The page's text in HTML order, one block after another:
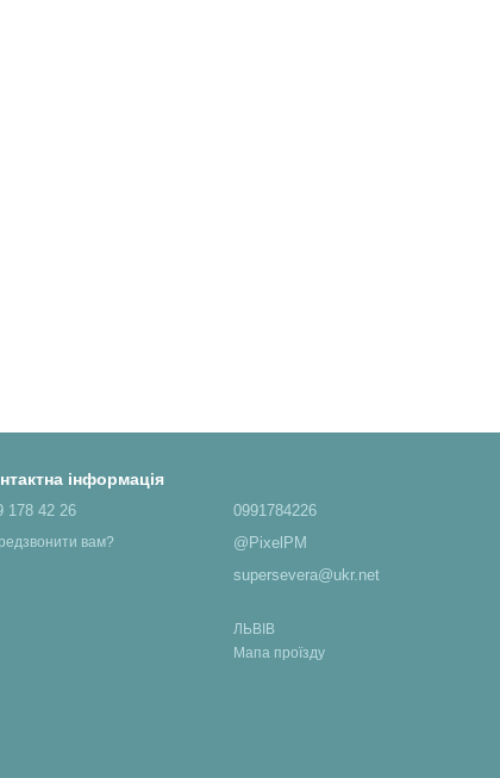
інформація
178 42 26
вам?
0991784226
@PixelPM
supersevera@ukr.net
ЛЬВІВ
Мапа проїзду